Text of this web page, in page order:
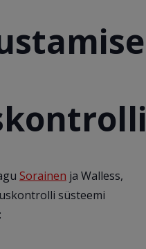
Sorainen ja Walless,
süsteemi